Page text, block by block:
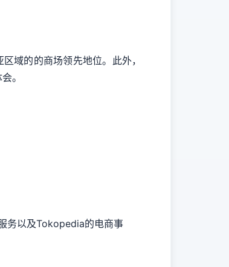
域的的商场领先地位。此外，
。
务以及Tokopedia的电商事